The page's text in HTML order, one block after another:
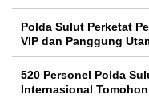
Polda Sulut Perketat
VIP dan Panggung
520 Personel Polda
Internasional